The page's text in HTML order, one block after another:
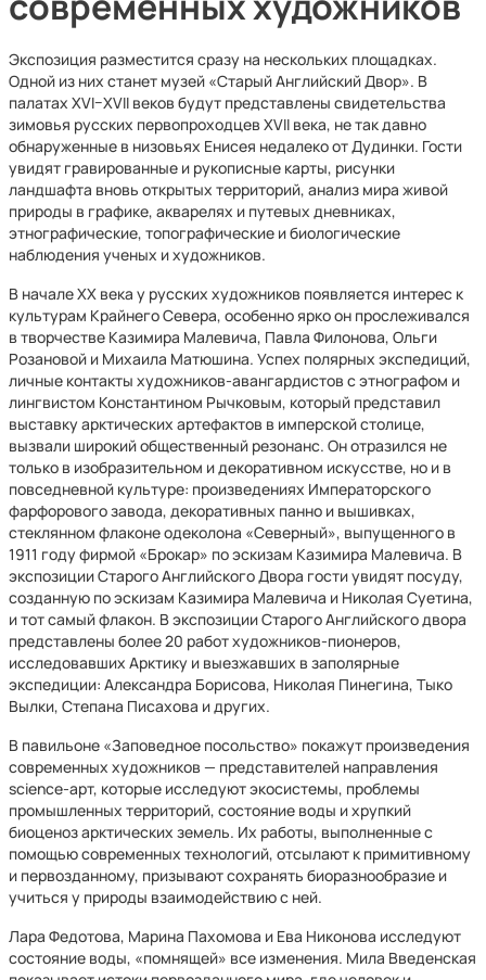
Экспозиция разместится сразу на нескольких площадках.
Одной из них станет музей «Старый Английский Двор». В
палатах XVI–XVII веков будут представлены свидетельства
зимовья русских первопроходцев XVII века, не так давно
обнаруженные в низовьях Енисея недалеко от Дудинки. Гости
увидят гравированные и рукописные карты, рисунки
ландшафта вновь открытых территорий, анализ мира живой
природы в графике, акварелях и путевых дневниках,
этнографические, топографические и биологические
наблюдения ученых и художников.
В начале ХХ века у русских художников появляется интерес к
культурам Крайнего Севера, особенно ярко он прослеживался
в творчестве Казимира Малевича, Павла Филонова, Ольги
Розановой и Михаила Матюшина. Успех полярных экспедиций,
личные контакты художников-авангардистов с этнографом и
лингвистом Константином Рычковым, который представил
выставку арктических артефактов в имперской столице,
вызвали широкий общественный резонанс. Он отразился не
только в изобразительном и декоративном искусстве, но и в
повседневной культуре: произведениях Императорского
фарфорового завода, декоративных панно и вышивках,
стеклянном флаконе одеколона «Северный», выпущенного в
1911 году фирмой «Брокар» по эскизам Казимира Малевича. В
экспозиции Старого Английского Двора гости увидят посуду,
созданную по эскизам Казимира Малевича и Николая Суетина,
и тот самый флакон. В экспозиции Старого Английского двора
представлены более 20 работ художников-пионеров,
исследовавших Арктику и выезжавших в заполярные
экспедиции: Александра Борисова, Николая Пинегина, Тыко
Вылки, Степана Писахова и других.
В павильоне «Заповедное посольство» покажут произведения
современных художников — представителей направления
science-арт, которые исследуют экосистемы, проблемы
промышленных территорий, состояние воды и хрупкий
биоценоз арктических земель. Их работы, выполненные с
помощью современных технологий, отсылают к примитивному
и первозданному, призывают сохранять биоразнообразие и
учиться у природы взаимодействию с ней.
Лара Федотова, Марина Пахомова и Ева Никонова исследуют
состояние воды, «помнящей» все изменения. Мила Введенская